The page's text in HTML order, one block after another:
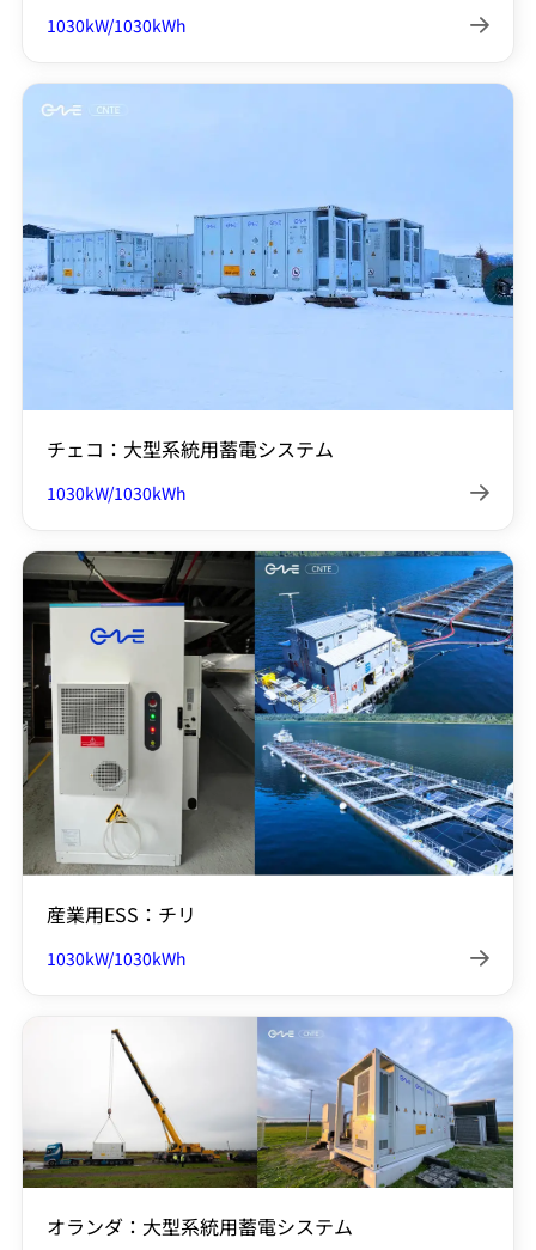
1030kW/1030kWh 
チェコ：大型系統用蓄電システム
1030kW/1030kWh 
産業用ESS：チリ
1030kW/1030kWh 
オランダ：大型系統用蓄電システム